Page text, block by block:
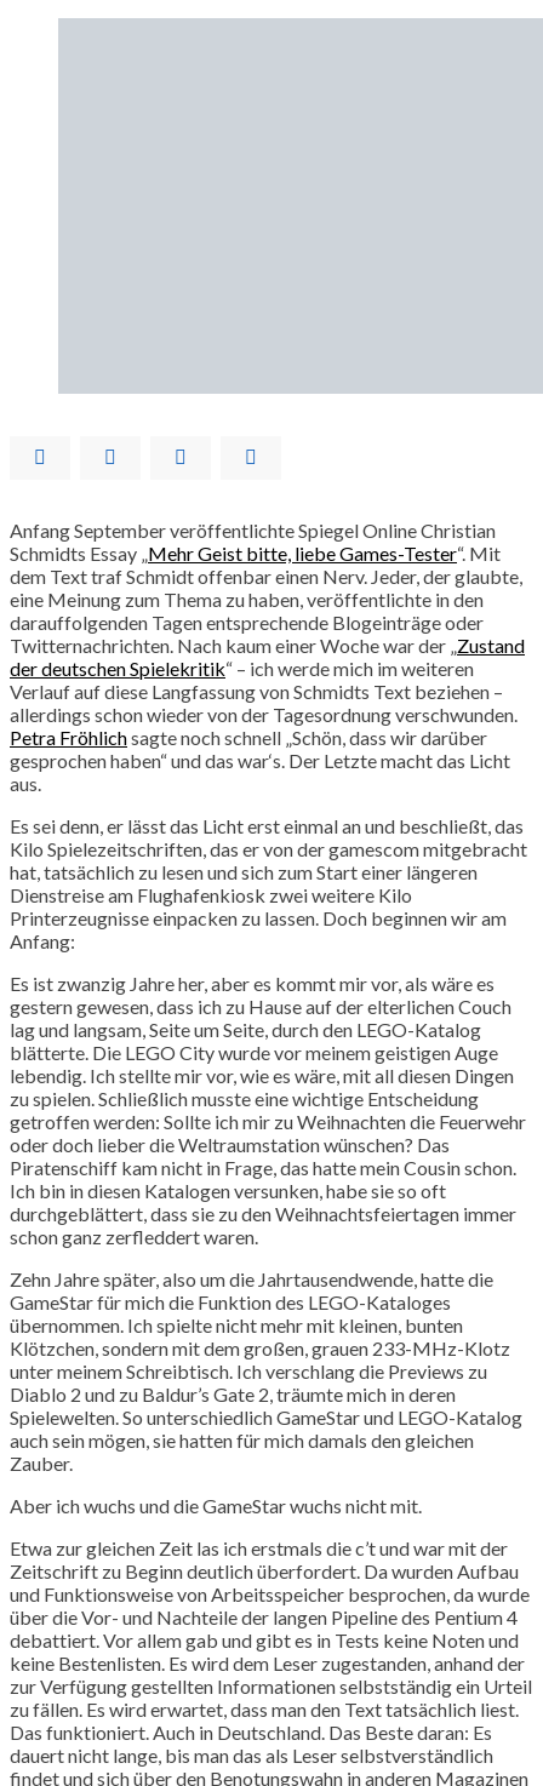
Anfang September veröffentlichte Spiegel Online Christian
Schmidts Essay „ Mehr Geist bitte, liebe Games-Tester“. Mit
dem Text traf Schmidt offenbar einen Nerv. Jeder, der glaubte,
eine Meinung zum Thema zu haben, veröffentlichte in den
darauffolgenden Tagen entsprechende Blogeinträge oder
Twitternachrichten. Nach kaum einer Woche war der „ Zustand
der deutschen Spielekritik“ – ich werde mich im weiteren
Verlauf auf diese Langfassung von Schmidts Text beziehen –
allerdings schon wieder von der Tagesordnung verschwunden.
Petra Fröhlichsagte noch schnell „Schön, dass wir darüber
gesprochen haben“ und das war‘s. Der Letzte macht das Licht
aus.
Es sei denn, er lässt das Licht erst einmal an und beschließt, das
Kilo Spielezeitschriften, das er von der gamescom mitgebracht
hat, tatsächlich zu lesen und sich zum Start einer längeren
Dienstreise am Flughafenkiosk zwei weitere Kilo
Printerzeugnisse einpacken zu lassen. Doch beginnen wir am
Anfang:
Es ist zwanzig Jahre her, aber es kommt mir vor, als wäre es
gestern gewesen, dass ich zu Hause auf der elterlichen Couch
lag und langsam, Seite um Seite, durch den LEGO-Katalog
blätterte. Die LEGO City wurde vor meinem geistigen Auge
lebendig. Ich stellte mir vor, wie es wäre, mit all diesen Dingen
zu spielen. Schließlich musste eine wichtige Entscheidung
getroffen werden: Sollte ich mir zu Weihnachten die Feuerwehr
oder doch lieber die Weltraumstation wünschen? Das
Piratenschiff kam nicht in Frage, das hatte mein Cousin schon.
Ich bin in diesen Katalogen versunken, habe sie so oft
durchgeblättert, dass sie zu den Weihnachtsfeiertagen immer
schon ganz zerfleddert waren.
Zehn Jahre später, also um die Jahrtausendwende, hatte die
GameStar für mich die Funktion des LEGO-Kataloges
übernommen. Ich spielte nicht mehr mit kleinen, bunten
Klötzchen, sondern mit dem großen, grauen 233-MHz-Klotz
unter meinem Schreibtisch. Ich verschlang die Previews zu
Diablo 2 und zu Baldur’s Gate 2, träumte mich in deren
Spielewelten. So unterschiedlich GameStar und LEGO-Katalog
auch sein mögen, sie hatten für mich damals den gleichen
Zauber.
Aber ich wuchs und die GameStar wuchs nicht mit.
Etwa zur gleichen Zeit las ich erstmals die c’t und war mit der
Zeitschrift zu Beginn deutlich überfordert. Da wurden Aufbau
und Funktionsweise von Arbeitsspeicher besprochen, da wurde
über die Vor- und Nachteile der langen Pipeline des Pentium 4
debattiert. Vor allem gab und gibt es in Tests keine Noten und
keine Bestenlisten. Es wird dem Leser zugestanden, anhand der
zur Verfügung gestellten Informationen selbstständig ein Urteil
zu fällen. Es wird erwartet, dass man den Text tatsächlich liest.
Das funktioniert. Auch in Deutschland. Das Beste daran: Es
dauert nicht lange, bis man das als Leser selbstverständlich
findet und sich über den Benotungswahn in anderen Magazinen